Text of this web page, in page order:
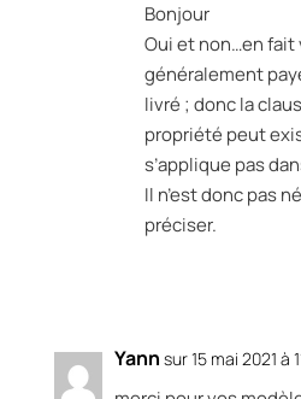
Bonjour
Oui et non…en
généralement
livré ; donc la
propriété peut
s’applique pas
Il n’est donc pas
préciser.
Yann sur 15 mai 2021 à